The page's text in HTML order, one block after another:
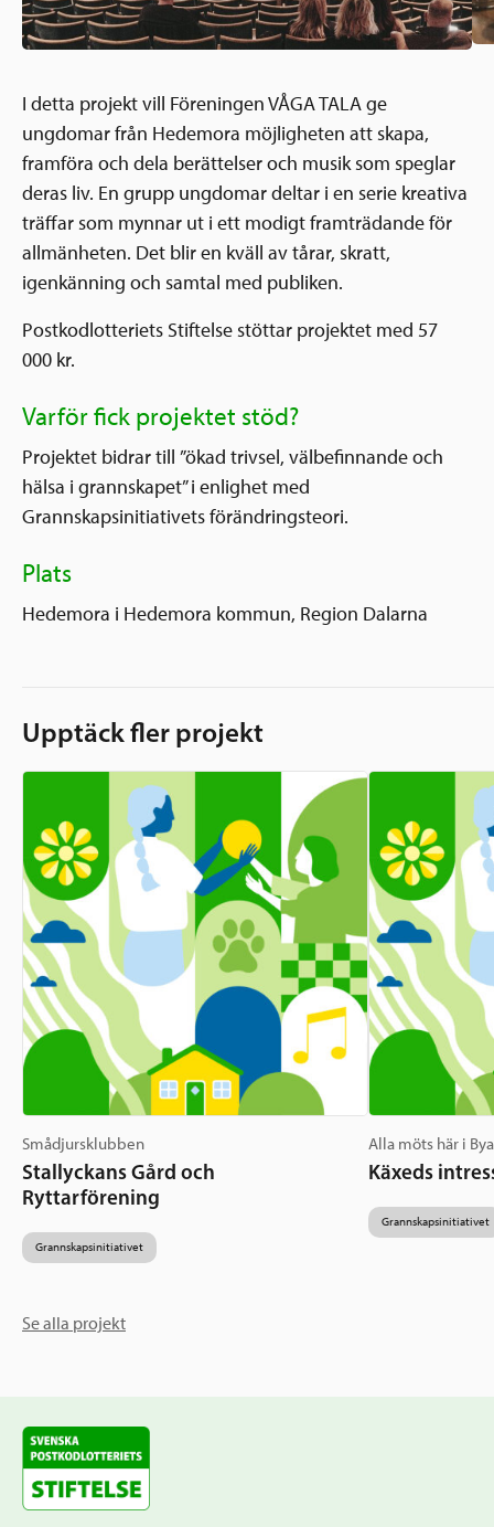
I detta projekt vill Föreningen VÅGA TALA ge
ungdomar från Hedemora möjligheten att skapa,
framföra och dela berättelser och musik som speglar
deras liv. En grupp ungdomar deltar i en serie kreativa
träffar som mynnar ut i ett modigt framträdande för
allmänheten. Det blir en kväll av tårar, skratt,
igenkänning och samtal med publiken.
Postkodlotteriets Stiftelse stöttar projektet med 57
000 kr.
Varför fick projektet stöd?
Projektet bidrar till ”ökad trivsel, välbefinnande och
hälsa i grannskapet” i enlighet med
Grannskapsinitiativets förändringsteori.
Plats
Hedemora i Hedemora kommun, Region Dalarna
Upptäck fler projekt
Smådjursklubben
Stallyckans Gård och
Ryttarförening
Grannskapsinitiativet
Alla möts här i
Käxeds
Grannskapsinitiativet
Se alla projekt